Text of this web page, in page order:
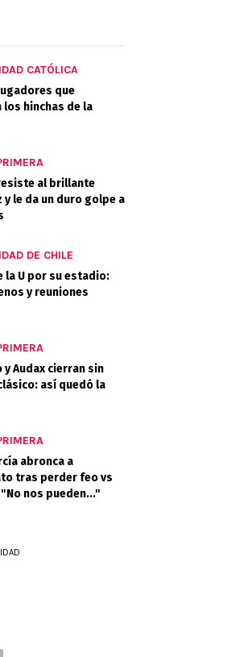
CATÓLICA
que
los hinchas de la
al brillante
y le da un duro golpe a
DE CHILE
la U por su estadio:
y reuniones
y Audax cierran sin
así quedó la
abronca a
tras perder feo vs
nos pueden..."